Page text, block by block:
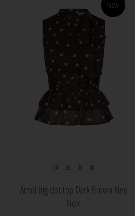
NEW
34 36 38 40
Ansol big dot top Dark Brown Neo
Noir